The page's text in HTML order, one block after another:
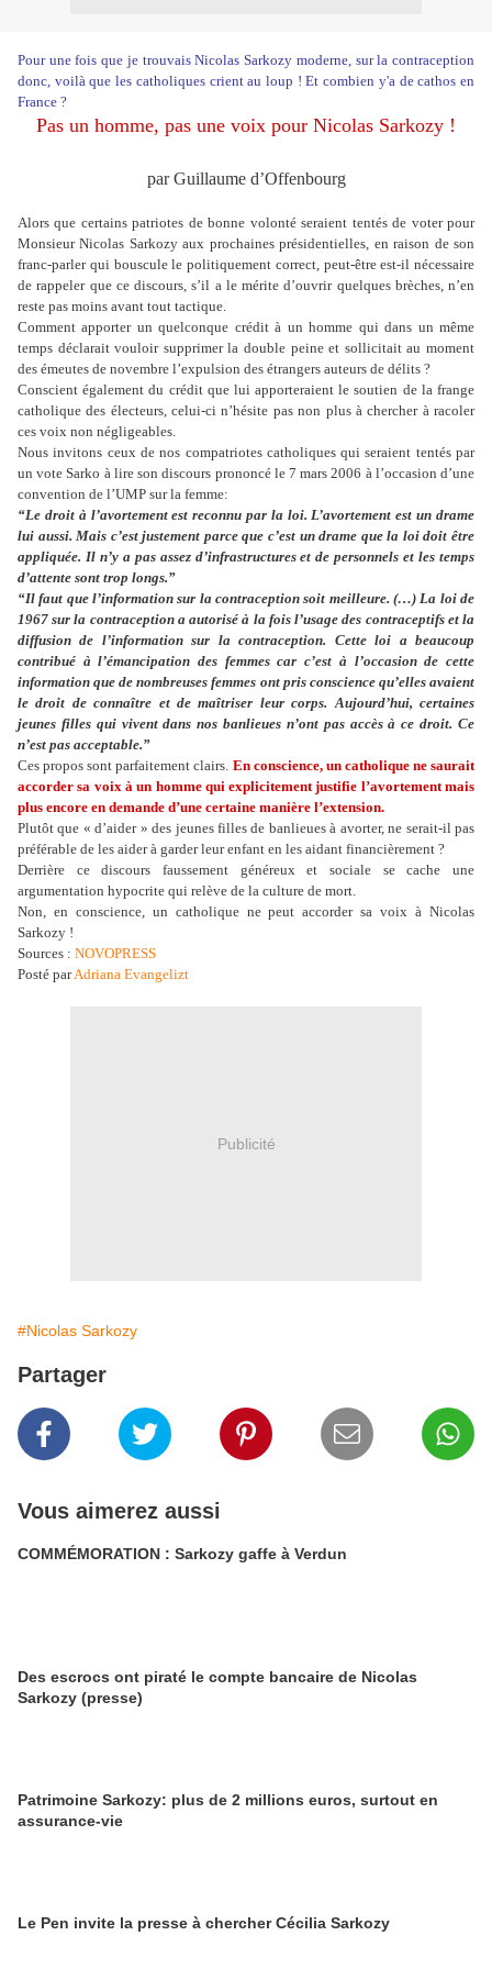
Pour une fois que je trouvais Nicolas Sarkozy moderne, sur la contraception
donc, voilà que les catholiques crient au loup ! Et combien y'a de cathos en
France ?
Pas un homme, pas une voix pour Nicolas Sarkozy !
par Guillaume d’Offenbourg
Alors que certains patriotes de bonne volonté seraient tentés de voter pour
Monsieur Nicolas Sarkozy aux prochaines présidentielles, en raison de son
franc-parler qui bouscule le politiquement correct, peut-être est-il nécessaire
de rappeler que ce discours, s’il a le mérite d’ouvrir quelques brèches, n’en
reste pas moins avant tout tactique.
Comment apporter un quelconque crédit à un homme qui dans un même
temps déclarait vouloir supprimer la double peine et sollicitait au moment
des émeutes de novembre l’expulsion des étrangers auteurs de délits ?
Conscient également du crédit que lui apporteraient le soutien de la frange
catholique des électeurs, celui-ci n’hésite pas non plus à chercher à racoler
ces voix non négligeables.
Nous invitons ceux de nos compatriotes catholiques qui seraient tentés par
un vote Sarko à lire son discours prononcé le 7 mars 2006 à l’occasion d’une
convention de l’UMP sur la femme:
“Le droit à l’avortement est reconnu par la loi. L’avortement est un drame
lui aussi. Mais c’est justement parce que c’est un drame que la loi doit être
appliquée. Il n’y a pas assez d’infrastructures et de personnels et les temps
d’attente sont trop longs.”
“Il faut que l’information sur la contraception soit meilleure. (…) La loi de
1967 sur la contraception a autorisé à la fois l’usage des contraceptifs et la
diffusion de l’information sur la contraception. Cette loi a beaucoup
contribué à l’émancipation des femmes car c’est à l’occasion de cette
information que de nombreuses femmes ont pris conscience qu’elles avaient
le droit de connaître et de maîtriser leur corps. Aujourd’hui, certaines
jeunes filles qui vivent dans nos banlieues n’ont pas accès à ce droit. Ce
n’est pas acceptable.”
Ces propos sont parfaitement clairs. En conscience, un catholique ne saurait
accorder sa voix à un homme qui explicitement justifie l’avortement mais
plus encore en demande d’une certaine manière l’extension.
Plutôt que « d’aider » des jeunes filles de banlieues à avorter, ne serait-il pas
préférable de les aider à garder leur enfant en les aidant financièrement ?
Derrière ce discours faussement généreux et sociale se cache une
argumentation hypocrite qui relève de la culture de mort.
Non, en conscience, un catholique ne peut accorder sa voix à Nicolas
Sarkozy !
Sources : NOVOPRESS
Posté parAdriana Evangelizt
Publicité
#Nicolas Sarkozy
Partager
Vous aimerez aussi
COMMÉMORATION : Sarkozy gaffe à Verdun
Des escrocs ont piraté le compte bancaire de Nicolas
Sarkozy (presse)
Patrimoine Sarkozy: plus de 2 millions euros, surtout en
assurance-vie
Le Pen invite la presse à chercher Cécilia Sarkozy